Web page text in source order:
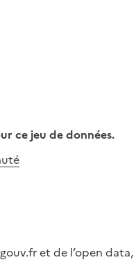
ce jeu de données.
et de l’open